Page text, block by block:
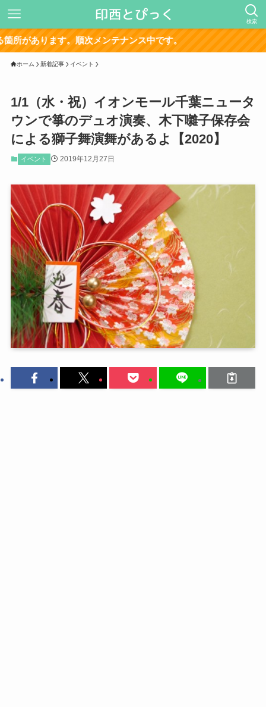
検索
サ
ホーム 新着記事 イベント
1/1（水・祝）イオンモール千葉ニュータ
ウンで箏のデュオ演奏、木下囃子保存会
による獅子舞演舞があるよ【2020】
イベント 2019年12月27日